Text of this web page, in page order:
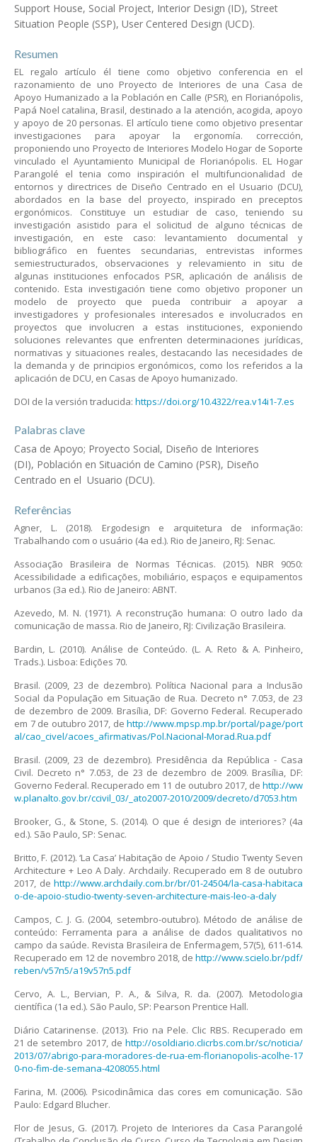
Support House, Social Project, Interior Design (ID), Street
Situation People (SSP), User Centered Design (UCD).
Resumen
EL regalo artículo él tiene como objetivo conferencia en el
razonamiento de uno Proyecto de Interiores de una Casa de
Apoyo Humanizado a la Población en Calle (PSR), en Florianópolis,
Papá Noel catalina, Brasil, destinado a la atención, acogida, apoyo
y apoyo de 20 personas. El artículo tiene como objetivo presentar
investigaciones para apoyar la ergonomía. corrección,
proponiendo uno Proyecto de Interiores Modelo Hogar de Soporte
vinculado el Ayuntamiento Municipal de Florianópolis. EL Hogar
Parangolé el tenia como inspiración el multifuncionalidad de
entornos y directrices de Diseño Centrado en el Usuario (DCU),
abordados en la base del proyecto, inspirado en preceptos
ergonómicos. Constituye un estudiar de caso, teniendo su
investigación asistido para el solicitud de alguno técnicas de
investigación, en este caso: levantamiento documental y
bibliográfico en fuentes secundarias, entrevistas informes
semiestructurados, observaciones y relevamiento in situ de
algunas instituciones enfocados PSR, aplicación de análisis de
contenido. Esta investigación tiene como objetivo proponer un
modelo de proyecto que pueda contribuir a apoyar a
investigadores y profesionales interesados e involucrados en
proyectos que involucren a estas instituciones, exponiendo
soluciones relevantes que enfrenten determinaciones jurídicas,
normativas y situaciones reales, destacando las necesidades de
la demanda y de principios ergonómicos, como los referidos a la
aplicación de DCU, en Casas de Apoyo humanizado.
DOI de la versión traducida: https://doi.org/10.4322/rea.v14i1-7.es
Palabras clave
Casa de Apoyo; Proyecto Social, Diseño de Interiores
(DI), Población en Situación de Camino (PSR), Diseño
Centrado en el Usuario (DCU).
Referências
Agner, L. (2018). Ergodesign e arquitetura de informação:
Trabalhando com o usuário (4a ed.). Rio de Janeiro, RJ: Senac.
Associação Brasileira de Normas Técnicas. (2015). NBR 9050:
Acessibilidade a edificações, mobiliário, espaços e equipamentos
urbanos (3a ed.). Rio de Janeiro: ABNT.
Azevedo, M. N. (1971). A reconstrução humana: O outro lado da
comunicação de massa. Rio de Janeiro, RJ: Civilização Brasileira.
Bardin, L. (2010). Análise de Conteúdo. (L. A. Reto & A. Pinheiro,
Trads.). Lisboa: Edições 70.
Brasil. (2009, 23 de dezembro). Política Nacional para a Inclusão
Social da População em Situação de Rua. Decreto n° 7.053, de 23
de dezembro de 2009. Brasília, DF: Governo Federal. Recuperado
em 7 de outubro 2017, de http://www.mpsp.mp.br/portal/page/port
al/cao_civel/acoes_afirmativas/Pol.Nacional-Morad.Rua.pdf
Brasil. (2009, 23 de dezembro). Presidência da República - Casa
Civil. Decreto n° 7.053, de 23 de dezembro de 2009. Brasília, DF:
Governo Federal. Recuperado em 11 de outubro 2017, de http://ww
w.planalto.gov.br/ccivil_03/_ato2007-2010/2009/decreto/d7053.htm
Brooker, G., & Stone, S. (2014). O que é design de interiores? (4a
ed.). São Paulo, SP: Senac.
Britto, F. (2012). ‘La Casa’ Habitação de Apoio / Studio Twenty Seven
Architecture + Leo A Daly. Archdaily. Recuperado em 8 de outubro
2017, de http://www.archdaily.com.br/br/01-24504/la-casa-habitaca
o-de-apoio-studio-twenty-seven-architecture-mais-leo-a-daly
Campos, C. J. G. (2004, setembro-outubro). Método de análise de
conteúdo: Ferramenta para a análise de dados qualitativos no
campo da saúde. Revista Brasileira de Enfermagem, 57(5), 611-614.
Recuperado em 12 de novembro 2018, de http://www.scielo.br/pdf/
reben/v57n5/a19v57n5.pdf
Cervo, A. L., Bervian, P. A., & Silva, R. da. (2007). Metodologia
científica (1a ed.). São Paulo, SP: Pearson Prentice Hall.
Diário Catarinense. (2013). Frio na Pele. Clic RBS. Recuperado em
21 de setembro 2017, de http://osoldiario.clicrbs.com.br/sc/noticia/
2013/07/abrigo-para-moradores-de-rua-em-florianopolis-acolhe-17
0-no-fim-de-semana-4208055.html
Farina, M. (2006). Psicodinâmica das cores em comunicação. São
Paulo: Edgard Blucher.
Flor de Jesus, G. (2017). Projeto de Interiores da Casa Parangolé